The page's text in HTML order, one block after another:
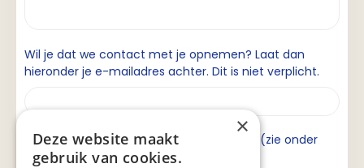
Wil je dat we contact met je opnemen? Laat dan
hieronder je e-mailadres achter. Dit is niet verplicht.
Ik ga akkoord met de privacyverklaring (zie onder
aan de pagina).
×
Deze website maakt
gebruik van cookies.